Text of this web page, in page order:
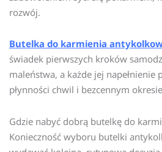
rozwój.
Butelka do karmienia
świadek pierwszych kroków
maleństwa, a każde jej napełnienie
płynności chwil i bezcennym
Gdzie nabyć dobrą butelkę do
Konieczność wyboru butelki